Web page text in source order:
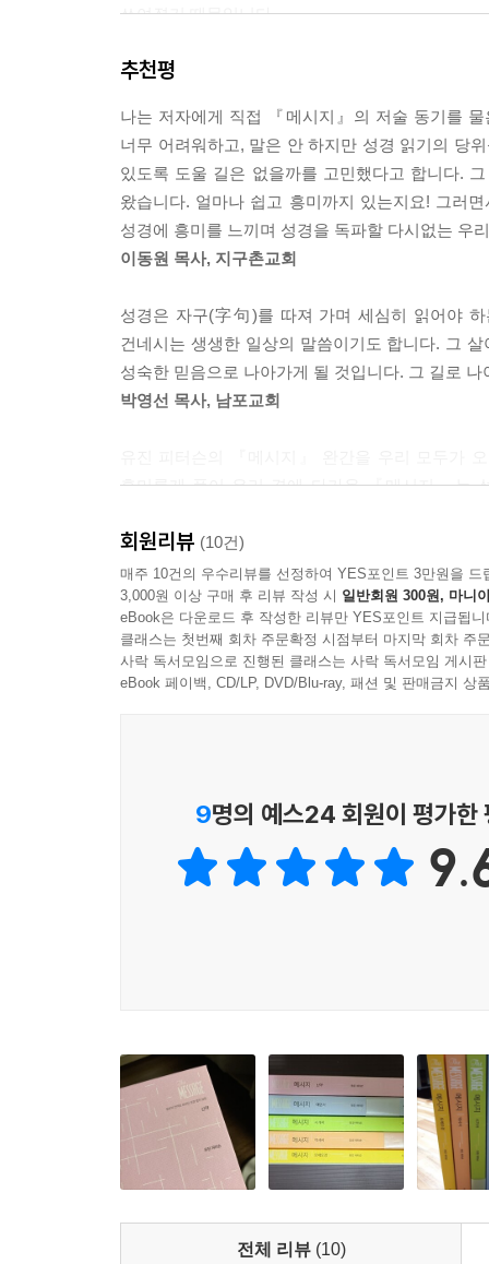
쓰여졌기 때문입니다.
『메시지』는 성경 원문을 학문적으로 충실히 옮
결실입니다. 그는 이미 좋은 번역본이 많이 나와
언어로 의역(paraphrase)했습니다. 10년의 세월
신학과 목회적 배경과 역사를 지닌 사역(私譯)이
『메시지』는 성경 번역의 전통을 따른 성경입니다.
위대한 성경 번역가 중 한 명인 16세기의 윌리엄
사람이 능히 읽을 수 있는 성경으로 복음의 소식
『메시지』도 따르고 있습니다.
『메시지』는 1천만 독자가 선택한 성경입니다.
『메시지』는 당신을 위한 성경입니다.
성경을 처음 읽는 사람이나 오랫동안 읽어 왔기
묵상하고픈 사람들, 말씀을 전하는 설교자나 성
않는 친구들…… 『메시지』는 바로 당신을 위한
추천평
나는 저자에게 직접 『메시지』의 저술 동기를
너무 어려워하고, 말은 안 하지만 성경 읽기의 당
있도록 도울 길은 없을까를 고민했다고 합니다.
왔습니다. 얼마나 쉽고 흥미까지 있는지요! 그러
성경에 흥미를 느끼며 성경을 독파할 다시없는 우
이동원 목사, 지구촌교회
성경은 자구(字句)를 따져 가며 세심히 읽어야
건네시는 생생한 일상의 말씀이기도 합니다. 그
성숙한 믿음으로 나아가게 될 것입니다. 그 길로
박영선 목사, 남포교회
흥미롭게 풀어 우리 곁에 다가온 『메시지』는
읽힐 때 어떤 일이 일어날지 참으로 기대와 함께 흥
이규현 목사, 수영로교회
문자로 기록된 성경은 하나님의 말씀이다. 거기
의해서도 완전하게 드러낼 수 없다. 시대의 상
사람들에게 하나님의 깊은 뜻을 가장 적절하게
저는 『메시지』의 출판을 정말 오랫동안 기다
접하게 되었습니다. 그때 『메시지』를 소개
왔습니다. 벌써 15년이나 되었네요. 이 책의 출
배어 있다. 그 행간까지도 읽으려 한 번역자들과
메신저’라 했다. 그런 현대인들에게 이 한 권의
만날 수 있는 또 하나의 창을 얻은 기분이다.
김기석 목사, 청파교회
우리 교회는 성경을 읽을 때 두 가지 번역본을 사
『메시지』란 성경을 적극적으로 활용해 주시기
의미를 깨달을 수 있을 것입니다. 그리고 처음
회원리뷰 (10건)
매주 10건의 우수리뷰를 선정하여 YES포인트 3만원을 드
3,000원 이상 구매 후 리뷰 작성 시 일반회원 300원, 마니
eBook은 다운로드 후 작성한 리뷰만 YES포인트 지급됩니
클래스는 첫번째 회차 주문확정 시점부터 마지막 회차 주
사락 독서모임으로 진행된 클래스는 사락 독서모임 게시
eBook 페이백, CD/LP, DVD/Blu-ray, 패션 및 판매금지 상
9명의 예스24 회원이 평가한
전체 리뷰 (10)